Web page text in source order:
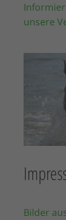
unsere
Bilder